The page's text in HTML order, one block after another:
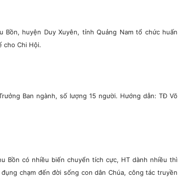
huyện Duy Xuyên, tỉnh Quảng Nam tổ chức huấn
cho Chi Hội.
Ban ngành, số lượng 15 người. Hướng dẫn: TĐ Võ
Bồn có nhiều biến chuyển tích cực, HT dành nhiều thì
chạm đến đời sống con dân Chúa, công tác truyền